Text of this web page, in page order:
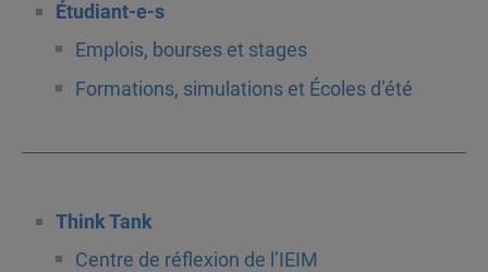
Étudiant-e-s
Emplois, bourses et stages
Formations, simulations et Écoles d’été
Think Tank
Centre de réflexion de l’IEIM